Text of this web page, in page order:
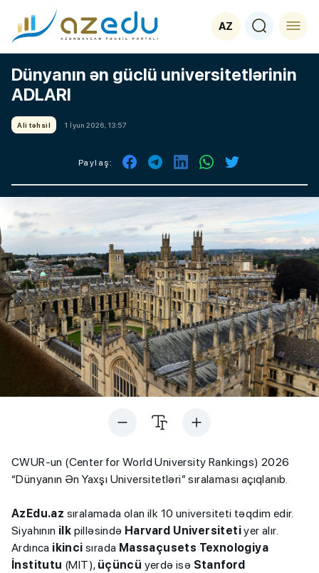
AZ
Dünyanın ən güclü universitetlərinin
ADLARI
Ali təhsil 1 İyun 2026, 13:57
Paylaş:
CWUR-un (Center for World University Rankings) 2026
“Dünyanın Ən Yaxşı Universitetləri” sıralaması açıqlanıb.
AzEdu.az sıralamada olan ilk 10 universiteti təqdim edir.
Siyahının ilk pilləsində Harvard Universitetiyer alır.
Ardınca ikincisırada Massaçusets Texnologiya
İnstitutu (MIT), üçüncü yerdə isə Stanford